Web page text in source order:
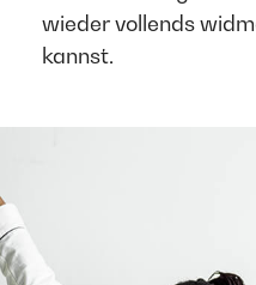
wieder vollends
kannst. ​